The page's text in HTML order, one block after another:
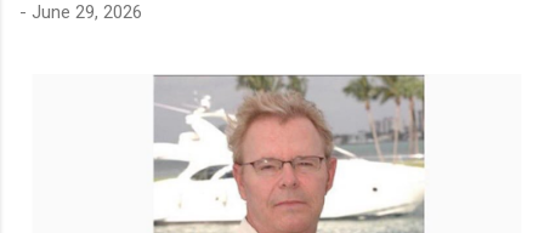
- June 29, 2026